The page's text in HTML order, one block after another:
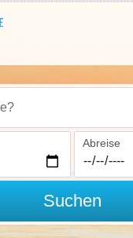
Abreise
Suchen